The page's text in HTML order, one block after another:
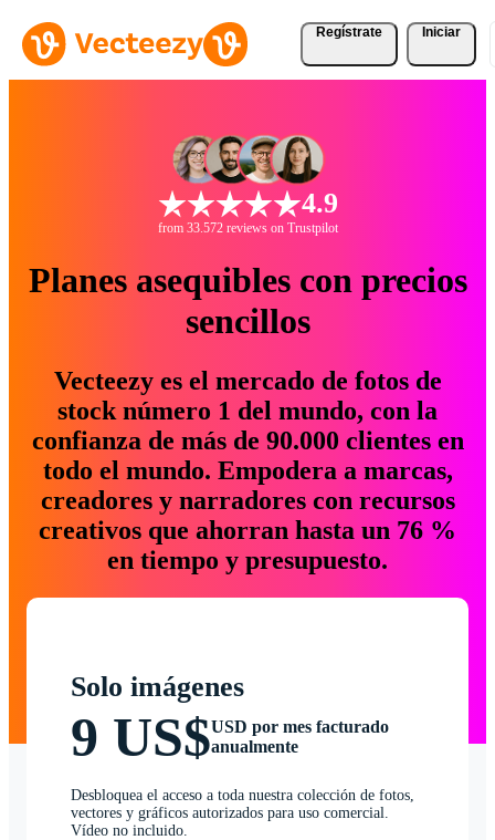
Regístrate Iniciar
4.9
from 33.572 reviews on Trustpilot
Planes asequibles con precios
sencillos
Vecteezy es el mercado de fotos de
stock número 1 del mundo, con la
confianza de más de 90.000 clientes en
todo el mundo. Empodera a marcas,
creadores y narradores con recursos
creativos que ahorran hasta un 76 %
en tiempo y presupuesto.
Solo imágenes
9 US$USD por mes facturado
anualmente
Desbloquea el acceso a toda nuestra colección de fotos,
vectores y gráficos autorizados para uso comercial.
Vídeo no incluido.